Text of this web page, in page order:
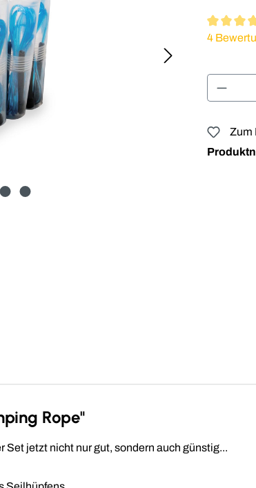
4
Zum
Rope"
jetzt nicht nur gut, sondern auch günstig...